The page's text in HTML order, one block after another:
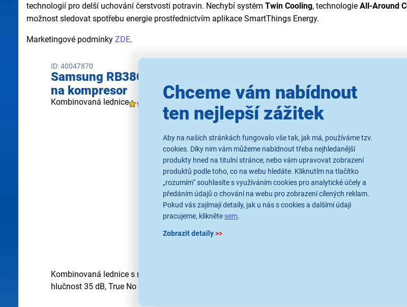
Chceme vám nabídnout
ten nejlepší zážitek
Aby na našich stránkách fungovalo vše tak, jak má, používáme tzv.
cookies. Díky nim vám můžeme nabídnout třeba nejhledanější
produkty hned na titulní stránce, nebo vám upravovat zobrazení
produktů podle toho, co na webu hledáte. Kliknutím na tlačítko
„rozumím“ souhlasíte s využíváním cookies pro analytické účely a
předáním údajů o chování na webu pro zobrazení cílených reklam.
Pokud vás zajímají detaily, jak u nás s cookies a dalšími údaji
pracujeme, klikněte sem.
Zobrazit detaily>>
technologií pro delší uchování čerstvosti potravin. Nechybí systém Twin Cooling, technologie All-Around
možnost sledovat spotřebu energie prostřednictvím aplikace SmartThings Energy.
Marketingové podmínky ZDE.
ID: 40047870
Samsung RB38C7B6AB1/EF + 10 let záruka navíc
na kompresor
Kombinovaná lednice
Kombinovaná lednice s mrazákem dole, výška 203 cm, energetická třída A,
hlučnost 35 dB, True No Frost, AI Energy mode, Fresh Zone, Optimal Fresh +
20 653 Kč